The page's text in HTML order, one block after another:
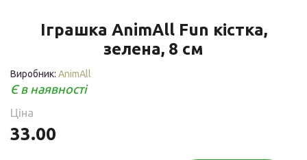
Іграшка AnimAll Fun кістка,
зелена, 8 см
Виробник: AnimAll
Є в наявності
Ціна
33.00